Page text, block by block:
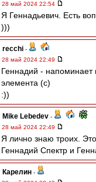
28 май 2024 22:54
Я Геннадьевич. Есть
)))
recchi -
28 май 2024 22:49
Геннадий - напоминает
элемента (с)
:))
Mike Lebedev -
28 май 2024 22:49
Я лично знаю троих.
Геннадий Спектр и
Карелин -